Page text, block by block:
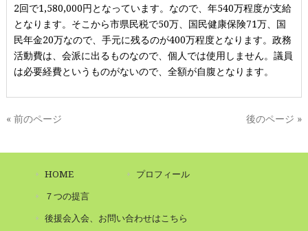
2回で1,580,000円となっています。なので、年540万程度が支給
となります。そこから市県民税で50万、国民健康保険71万、国
民年金20万なので、手元に残るのが400万程度となります。政務
活動費は、会派に出るものなので、個人では使用しません。議員
は必要経費というものがないので、全額が自腹となります。
« 前のページ 後のページ »
HOME プロフィール
７つの提言
後援会入会、お問い合わせはこちら